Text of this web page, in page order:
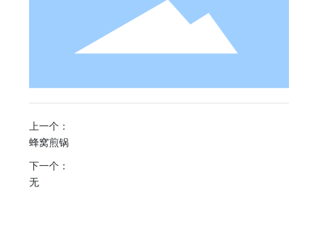
上一个：
蜂窝煎锅
下一个：
无